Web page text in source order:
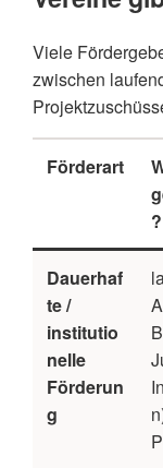
Viele
zwischen
Förderart
?
Dauerhaf
te /
institutio
nelle
Förderun
g